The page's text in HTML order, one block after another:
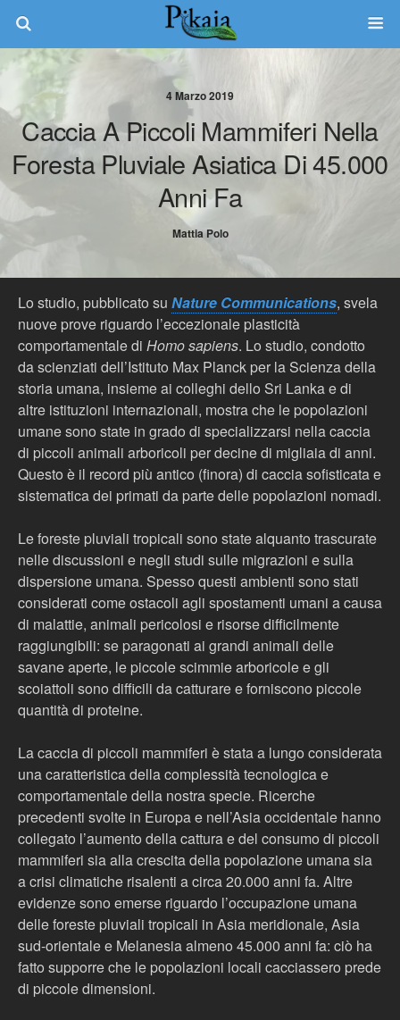
4 Marzo 2019
Caccia A Piccoli Mammiferi Nella
Foresta Pluviale Asiatica Di 45.000
Anni Fa
Mattia Polo
Lo studio, pubblicato su Nature Communications, svela
nuove prove riguardo l’eccezionale plasticità
comportamentale di Homo sapiens. Lo studio, condotto
da scienziati dell’Istituto Max Planck per la Scienza della
storia umana, insieme ai colleghi dello Sri Lanka e di
altre istituzioni internazionali, mostra che le popolazioni
umane sono state in grado di specializzarsi nella caccia
di piccoli animali arboricoli per decine di migliaia di anni.
Questo è il record più antico (finora) di caccia sofisticata e
sistematica dei primati da parte delle popolazioni nomadi.
Le foreste pluviali tropicali sono state alquanto trascurate
nelle discussioni e negli studi sulle migrazioni e sulla
dispersione umana. Spesso questi ambienti sono stati
considerati come ostacoli agli spostamenti umani a causa
di malattie, animali pericolosi e risorse difficilmente
raggiungibili: se paragonati ai grandi animali delle
savane aperte, le piccole scimmie arboricole e gli
scoiattoli sono difficili da catturare e forniscono piccole
quantità di proteine.
La caccia di piccoli mammiferi è stata a lungo considerata
una caratteristica della complessità tecnologica e
comportamentale della nostra specie. Ricerche
precedenti svolte in Europa e nell’Asia occidentale hanno
collegato l’aumento della cattura e del consumo di piccoli
mammiferi sia alla crescita della popolazione umana sia
a crisi climatiche risalenti a circa 20.000 anni fa. Altre
evidenze sono emerse riguardo l’occupazione umana
delle foreste pluviali tropicali in Asia meridionale, Asia
sud-orientale e Melanesia almeno 45.000 anni fa: ciò ha
fatto supporre che le popolazioni locali cacciassero prede
di piccole dimensioni.